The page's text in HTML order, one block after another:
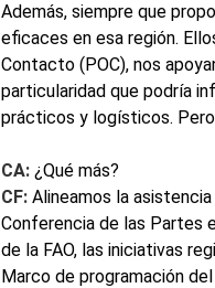
Además, siempre que
eficaces en esa región.
Contacto (POC), nos
particularidad que podría
prácticos y logísticos.
CA: ¿Qué más?
CF:Alineamos la
Conferencia de las Partes
de la FAO, las iniciativas
Marco de programación